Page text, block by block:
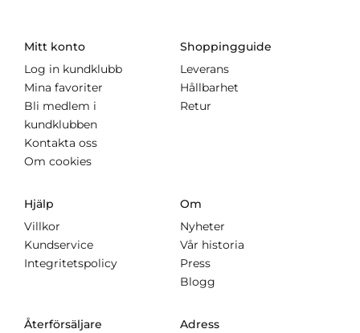
Mitt konto
Log in kundklubb
Mina favoriter
Bli medlem i
kundklubben
Kontakta oss
Om cookies
Shoppingguide
Leverans
Hållbarhet
Retur
Hjälp
Villkor
Kundservice
Integritetspolicy
Om
Nyheter
Vår historia
Press
Blogg
Återförsäljare Adress